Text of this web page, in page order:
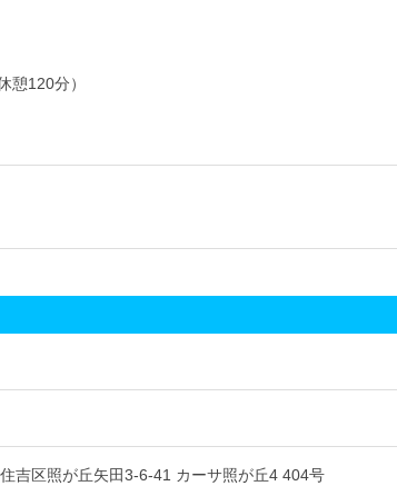
憩120分）
吉区照が丘矢田3-6-41 カーサ照が丘4 404号